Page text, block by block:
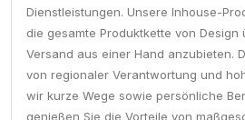
Dienstleistungen. Unsere Inhouse-
die gesamte Produktkette von Design
Versand aus einer Hand anzubieten.
von regionaler Verantwortung und
wir kurze Wege sowie persönliche
genießen Sie die Vorteile von